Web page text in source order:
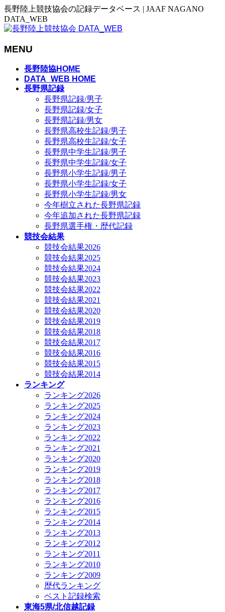
長野陸上競技協会の記録データベース | JAAF NAGANO
DATA_WEB
MENU
長野陸協HOME
DATA_WEB HOME
長野県記録
長野県記録/男子
長野県記録/女子
長野県記録/男女
長野県高校生記録/男子
長野県高校生記録/女子
長野県中学生記録/男子
長野県中学生記録/女子
長野県小学生記録/男子
長野県小学生記録/女子
長野県小学生記録/男女
今年樹立された長野県記録
今年追加された長野県記録
長野県選手権・歴代記録
競技会結果
競技会結果2026
競技会結果2025
競技会結果2024
競技会結果2023
競技会結果2022
競技会結果2021
競技会結果2020
競技会結果2019
競技会結果2018
競技会結果2017
競技会結果2016
競技会結果2015
競技会結果2014
ランキング
ランキング2026
ランキング2025
ランキング2024
ランキング2023
ランキング2022
ランキング2021
ランキング2020
ランキング2019
ランキング2018
ランキング2017
ランキング2016
ランキング2015
ランキング2014
ランキング2013
ランキング2012
ランキング2011
ランキング2010
ランキング2009
歴代ランキング
ベスト記録検索
東海5県/北信越記録